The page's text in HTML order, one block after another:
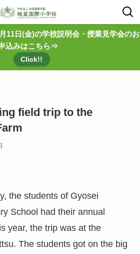
11日(金)の学校説明会・授業見学会のお
込みはこちら⇒
Click!!
field trip to the
the students of Gyosei
School had their annual
year, the trip was at the
The students got on the big